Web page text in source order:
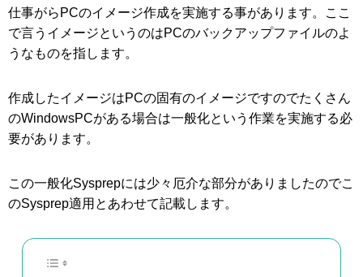
仕事がらPCのイメージ作成を実施する事があります。ここ
で言うイメージというのはPCのバックアップファイルのよ
うなものを指します。
作成したイメージはPCの固有のイメージですのでたくさん
のWindowsPCがある場合は一般化という作業を実施する必
要があります。
この一般化Sysprepには少々厄介な部分がありましたのでこ
のSysprep適用とあわせて記載します。